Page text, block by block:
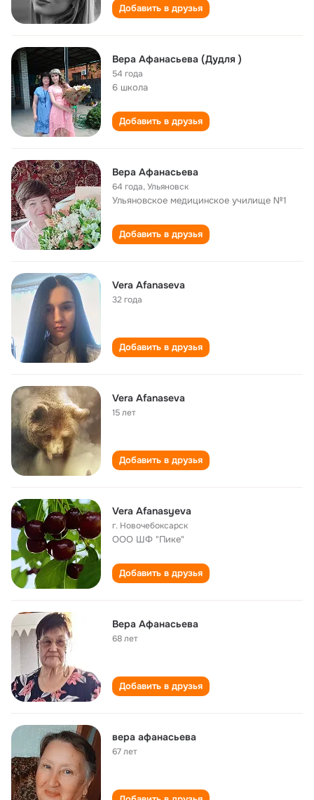
Добавить в друзья
Вера Афанасьева (Дудля )
54 года
6 школа
Добавить в друзья
Вера Афанасьева
64 года,Ульяновск
Ульяновское медицинское училище №1
Добавить в друзья
Vera Afanaseva
32 года
Добавить в друзья
Vera Afanaseva
15 лет
Добавить в друзья
Vera Afanasyeva
г. Новочебоксарск
ООО ШФ "Пике"
Добавить в друзья
Вера Афанасьева
68 лет
Добавить в друзья
вера афанасьева
67 лет